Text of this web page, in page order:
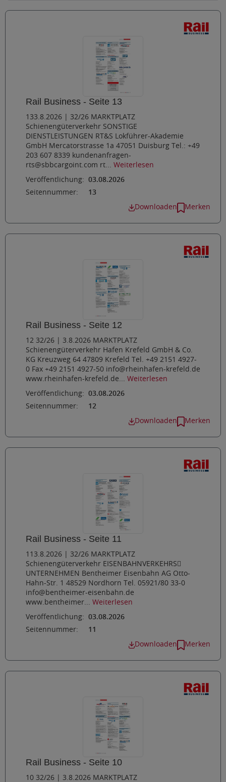
Rail Business - Seite 13
133.8.2026 | 32/26 MARKTPLATZ
Schienengüterverkehr SONSTIGE
DIENSTLEISTUNGEN RT&S Lokführer-Akademie
GmbH Mercatorstrasse 1a 47051 Duisburg Tel.: +49
203 607 8339 kundenanfragen-
rts@sbbcargoint.com rt... Weiterlesen
Veröffentlichung:
03.08.2026
Seitennummer:
13
Downloaden Merken
Rail Business - Seite 12
12 32/26 | 3.8.2026 MARKTPLATZ
Schienengüterverkehr Hafen Krefeld GmbH & Co.
KG Kreuzweg 64 47809 Krefeld Tel. +49 2151 4927-
0 Fax +49 2151 4927-50 info@rheinhafen-krefeld.de
www.rheinhafen-krefeld.de... Weiterlesen
Veröffentlichung:
03.08.2026
Seitennummer:
12
Downloaden Merken
Rail Business - Seite 11
113.8.2026 | 32/26 MARKTPLATZ
Schienengüterverkehr EISENBAHNVERKEHRS
UNTERNEHMEN Bentheimer Eisenbahn AG Otto-
Hahn-Str. 1 48529 Nordhorn Tel. 05921/80 33-0
info@bentheimer-eisenbahn.de
www.bentheimer... Weiterlesen
Veröffentlichung:
03.08.2026
Seitennummer:
11
Downloaden Merken
Rail Business - Seite 10
10 32/26 | 3.8.2026 MARKTPLATZ